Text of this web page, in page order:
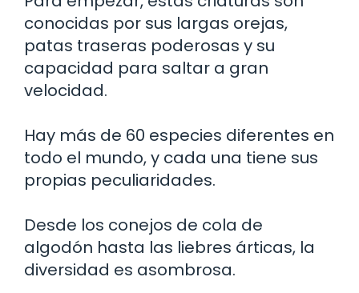
conocidas por sus largas orejas,
patas traseras poderosas y su
capacidad para saltar a gran
velocidad.
Hay más de 60 especies diferentes en
todo el mundo, y cada una tiene sus
propias peculiaridades.
Desde los conejos de cola de
algodón hasta las liebres árticas, la
diversidad es asombrosa.